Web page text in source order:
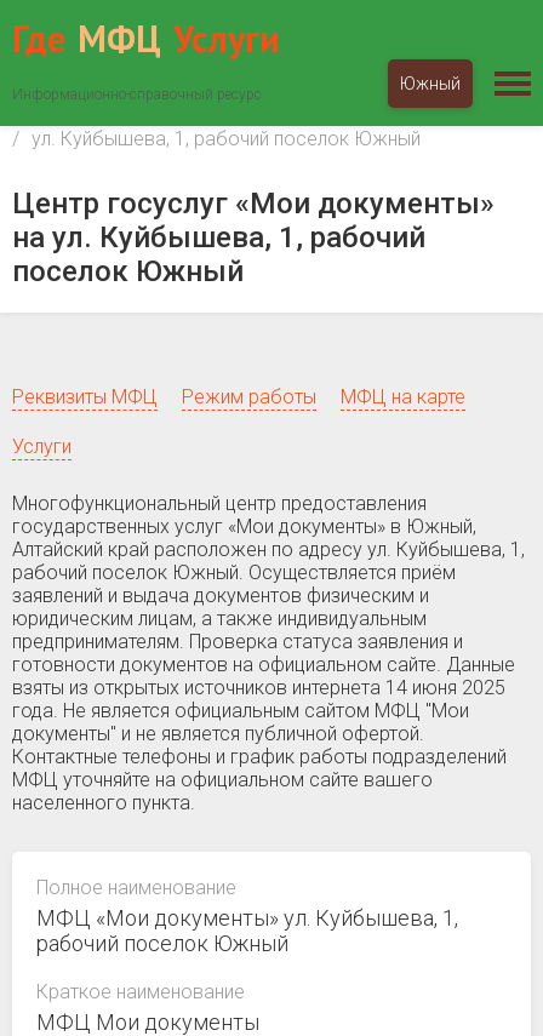
Где МФЦ Услуги
Информационно-справочный ресурс
Южный
Алтайский край
Южный
ул. Куйбышева, 1, рабочий поселок Южный
Центр госуслуг «Мои документы»
на ул. Куйбышева, 1, рабочий
поселок Южный
Реквизиты МФЦ Режим работы МФЦ на карте
Услуги
Многофункциональный центр предоставления
государственных услуг «Мои документы» в Южный,
Алтайский край расположен по адресу ул. Куйбышева, 1,
рабочий поселок Южный. Осуществляется приём
заявлений и выдача документов физическим и
юридическим лицам, а также индивидуальным
предпринимателям. Проверка статуса заявления и
готовности документов на официальном сайте. Данные
взяты из открытых источников интернета 14 июня 2025
года. Не является официальным сайтом МФЦ "Мои
документы" и не является публичной офертой.
Контактные телефоны и график работы подразделений
МФЦ уточняйте на официальном сайте вашего
населенного пункта.
Полное наименование
МФЦ «Мои документы» ул. Куйбышева, 1,
рабочий поселок Южный
Краткое наименование
МФЦ Мои документы